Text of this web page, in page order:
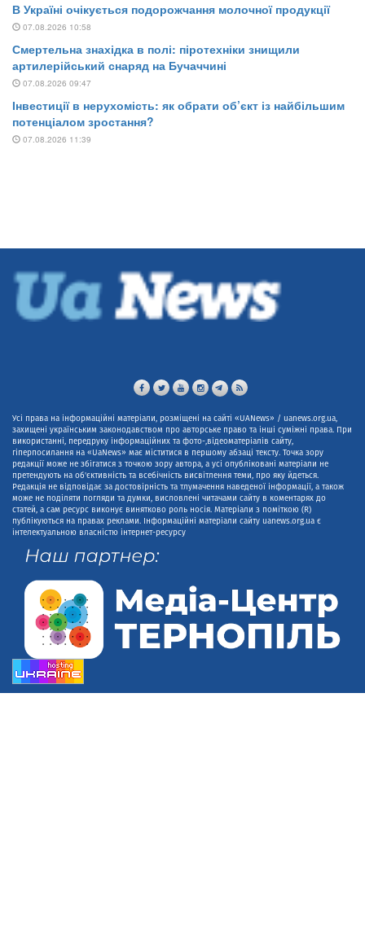
Усі права на інформаційні матеріали, розміщені на сайті «UANews» / uanews.org.ua,
захищені українським законодавством про авторське право та інші суміжні права. При
використанні, передруку інформаційних та фото-,відеоматеріалів сайту,
гіперпосилання на «UaNews» має міститися в першому абзаці тексту. Точка зору
редакції може не збігатися з точкою зору автора, а усі опубліковані матеріали не
претендують на об'єктивність та всебічність висвітлення теми, про яку йдеться.
Редакція не відповідає за достовірність та тлумачення наведеної інформації, а також
може не поділяти погляди та думки, висловлені читачами сайту в коментарях до
статей, а сам ресурс виконує винятково роль носія. Матеріали з поміткою (R)
публікуються на правах реклами. Інформаційні матеріали сайту uanews.org.ua є
інтелектуальною власністю інтернет-ресурсу